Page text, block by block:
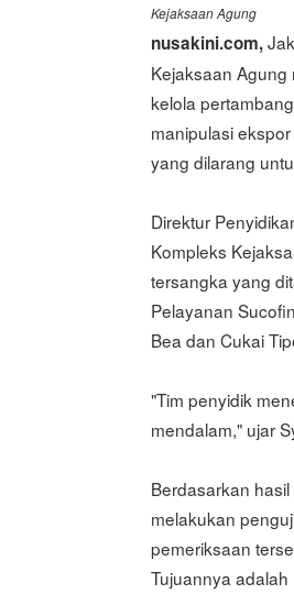
Kejaksaan Agung
nusakini.com,
Kejaksaan
kelola
manipulasi
yang dilarang
Direktur
Kompleks
tersangka yang
Pelayanan
Bea dan Cukai
"Tim penyidik
mendalam," ujar
Berdasarkan
melakukan
pemeriksaan
Tujuannya